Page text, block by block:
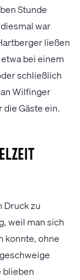
Stunde
war
ließen
bei einem
schließlich
Wilfinger
Gäste ein.
Druck zu
weil man sich
konnte, ohne
blieben